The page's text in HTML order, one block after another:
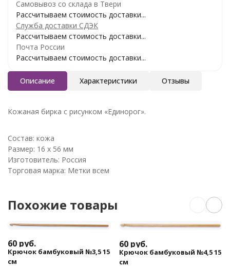
Самовывоз со склада в Твери
Рассчитываем стоимость доставки...
Служба доставки СДЭК
Рассчитываем стоимость доставки...
Почта России
Рассчитываем стоимость доставки...
Описание Характеристики Отзывы
Кожаная бирка с рисунком «Единорог».
Состав: кожа
Размер: 16 х 56 мм
Изготовитель: Россия
Торговая марка: Метки всем
Похожие товары
60 руб.
Крючок бамбуковый №3,5 15
см
60 руб.
Крючок бамбуковый №4,5 15
см